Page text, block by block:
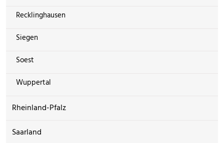
Recklinghausen
Siegen
Soest
Wuppertal
Rheinland-Pfalz
Saarland